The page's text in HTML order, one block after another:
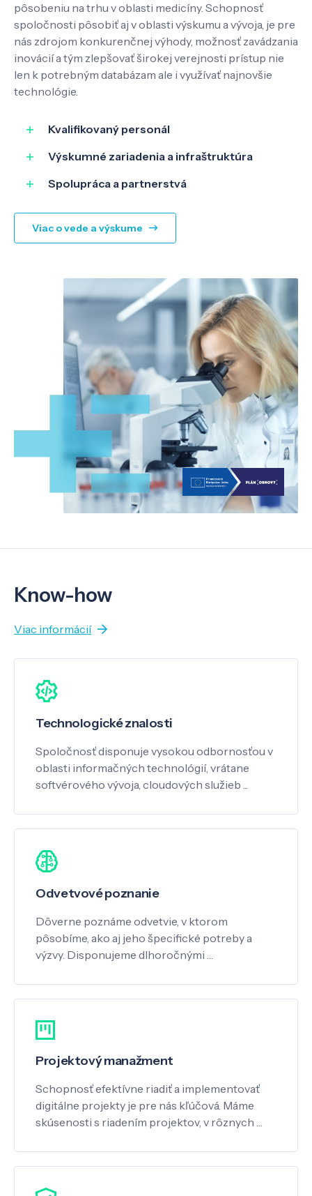
Pôsobenie
Know-how
Kontakt
EN
pôsobeniu na trhu v oblasti medicíny. Schopnosť
spoločnosti pôsobiť aj v oblasti výskumu a vývoja, je pre
nás zdrojom konkurenčnej výhody, možnosť zavádzania
inovácií a tým zlepšovať širokej verejnosti prístup nie
len k potrebným databázam ale i využívať najnovšie
technológie.
Kvalifikovaný personál
Výskumné zariadenia a infraštruktúra
Spolupráca a partnerstvá
Viac o vede a výskume
Know-how
Viac informácií
Technologické znalosti
Spoločnosť disponuje vysokou odbornosťou v
oblasti informačných technológií, vrátane
softvérového vývoja, cloudových služieb ...
Odvetvové poznanie
Dôverne poznáme odvetvie, v ktorom
pôsobíme, ako aj jeho špecifické potreby a
výzvy. Disponujeme dlhoročnými …
Projektový manažment
Schopnosť efektívne riadiť a implementovať
digitálne projekty je pre nás kľúčová. Máme
skúsenosti s riadením projektov, v rôznych …